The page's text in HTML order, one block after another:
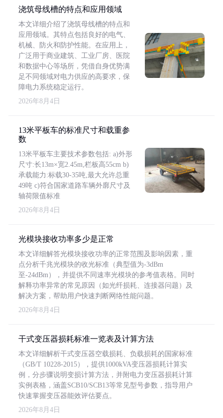
浇筑母线槽的特点和应用领域
本文详细介绍了浇筑母线槽的特点和
应用领域。其特点包括良好的电气、
机械、防火和防护性能。在应用上，
广泛用于商业建筑、工业厂房、医院
和数据中心等场所，凭借自身优势满
足不同领域对电力供应的高要求，保
障电力系统稳定运行。
2026年8月4日
13米平板车的标准尺寸和载重参
数
13米平板车主要技术参数包括: a)外形
尺寸:长13m×宽2.45m,栏板高55cm b)
承载能力:标载30-35吨,最大允许总重
49吨 c)符合国家道路车辆外廓尺寸及
轴荷限值标准
2026年8月4日
光模块接收功率多少是正常
本文详细解答光模块接收功率的正常范围及影响因素，重
点分析千兆光模块的收光标准（典型值为-3dBm
至-24dBm），并提供不同速率光模块的参考值表格。同时
解释功率异常的常见原因（如光纤损耗、连接器问题）及
解决方案，帮助用户快速判断网络性能问题。
2026年8月4日
干式变压器损耗标准一览表及计算方法
本文详细解析干式变压器空载损耗、负载损耗的国家标准
（GB/T 10228-2015），提供1000kVA变压器损耗计算实
例，分步骤说明变损计算方法，并附电力变压器损耗计算
实例表格，涵盖SCB10/SCB13等常见型号参数，指导用户
快速掌握变压器能效评估要点。
2026年8月4日